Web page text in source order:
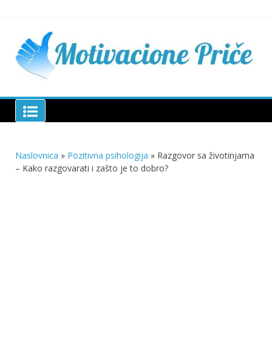
Motivacione Priče
Naslovnica » Pozitivna psihologija » Razgovor sa životinjama
– Kako razgovarati i zašto je to dobro?